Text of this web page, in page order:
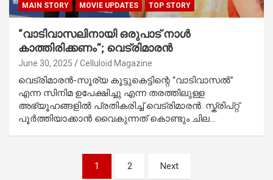
MAIN STORY MOVIE UPDATES TOP STORY
“വാടിവാസലിനായി ഒരുപാട് നാൾ
കാത്തിരിക്കണം”; വെട്രിമാരൻ
June 30, 2025 Celluloid Magazine
വെട്രിമാരൻ-സൂര്യ കൂട്ടുകെട്ടിന്റെ “വാടിവാസൽ”
എന്ന സിനിമ ഉപേക്ഷിച്ചു എന്ന തരത്തിലുള്ള
അഭ്യൂഹങ്ങളിൽ പ്രതികരിച്ച് വെട്രിമാരൻ. സ്ക്രിപ്റ്റ്
പൂർത്തിയാക്കാൻ വൈകുന്നത് കൊണ്ടും ചില…
1 2 Next